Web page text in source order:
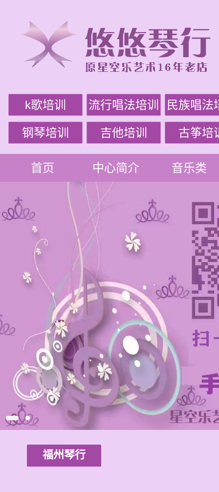
k歌培训 流行唱法培训 民族唱法
钢琴培训 吉他培训 古筝培
首页 中心简介 音乐类
福州琴行